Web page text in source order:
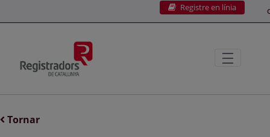
Registre en línia
Tornar